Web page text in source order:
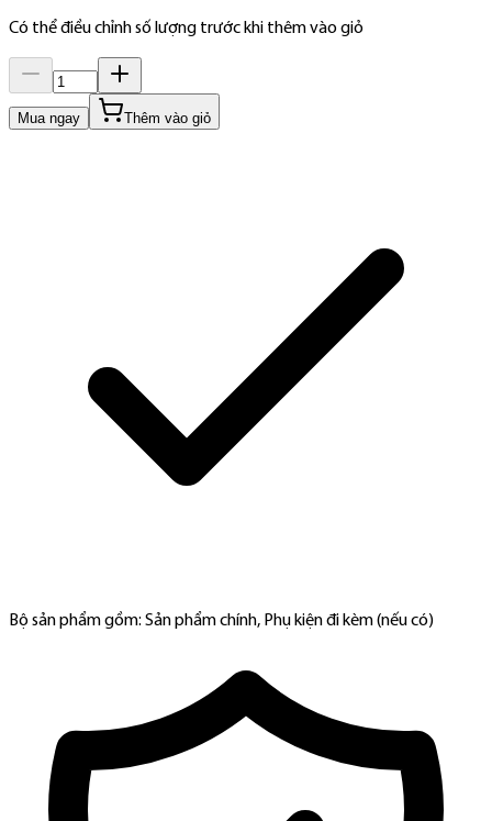
Có thể điều chỉnh số lượng trước khi thêm vào giỏ
Mua ngay Thêm vào giỏ
Bộ sản phẩm gồm: Sản phẩm chính, Phụ kiện đi kèm (nếu có)